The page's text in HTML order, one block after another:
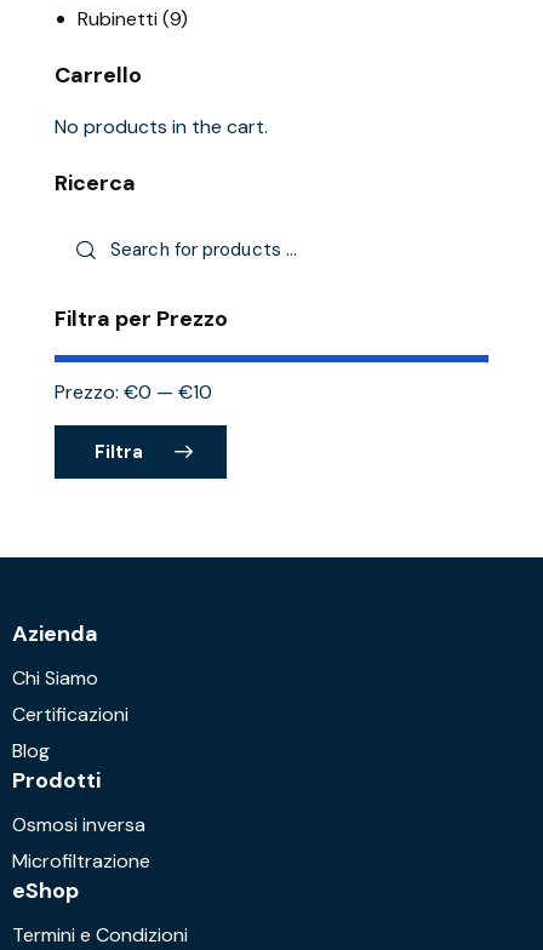
Rubinetti (9)
Carrello
No products in the cart.
Ricerca
Filtra per Prezzo
Filtra
Prezzo: €0 — €10
Azienda
Chi Siamo
Certificazioni
Blog
Prodotti
Osmosi inversa
Microfiltrazione
eShop
Termini e Condizioni